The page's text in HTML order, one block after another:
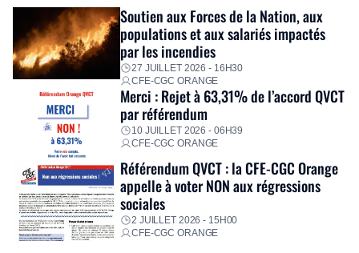
Fidèle à sa mission d’utilité sociale, le Groupe mobilise
immédiatement ses équipes afin de proposer un diagnostic
personnalisé, des aides financières pour faire face aux
premières dépenses, […]
Soutien aux Forces de la Nation, aux
populations et aux salariés impactés
par les incendies
27 JUILLET 2026 - 16H30
CFE-CGC ORANGE
Merci : Rejet à 63,31% de l’accord QVCT
par référendum
10 JUILLET 2026 - 06H39
CFE-CGC ORANGE
Référendum QVCT : la CFE-CGC Orange
appelle à voter NON aux régressions
sociales
2 JUILLET 2026 - 15H00
CFE-CGC ORANGE